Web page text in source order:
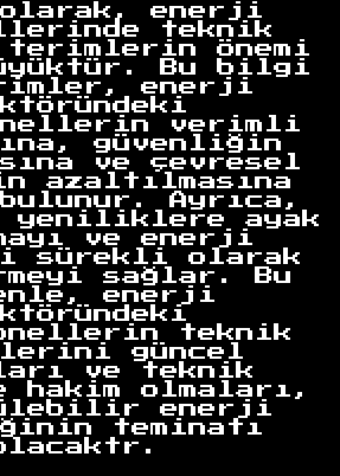
olarak, enerji
teknik
önemi
Bu bilgi
enerji
verimli
güvenliğin
ve çevresel
azaltılmasına
Ayrıca,
yeniliklere ayak
ve enerji
sürekli olarak
sağlar. Bu
enerji
teknik
güncel
ve teknik
hakim olmaları,
enerji
teminatı